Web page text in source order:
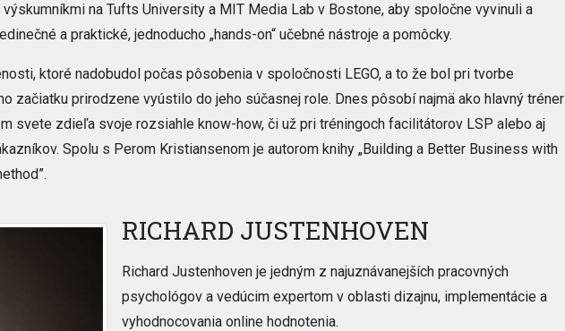
na Tufts University a MIT Media Lab v Bostone, aby spoločne vyvinuli a
a praktické, jednoducho „hands-on“ učebné nástroje a pomôcky.
ktoré nadobudol počas pôsobenia v spoločnosti LEGO, a to že bol pri tvorbe
začiatku prirodzene vyústilo do jeho súčasnej role. Dnes pôsobí najmä ako hlavný tréner
svete zdieľa svoje rozsiahle know-how, či už pri tréningoch facilitátorov LSP alebo aj
Spolu s Perom Kristiansenom je autorom knihy „Building a Better Business with
RICHARD JUSTENHOVEN
Richard Justenhoven je jedným z najuznávanejších pracovných
psychológov a vedúcim expertom v oblasti dizajnu, implementácie a
vyhodnocovania online hodnotenia.